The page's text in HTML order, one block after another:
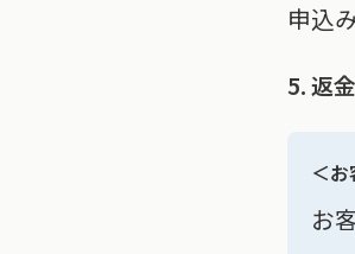
申込
5. 返
＜
お